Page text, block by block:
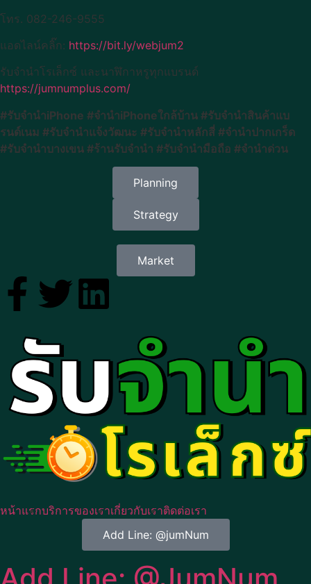
โทร. 082-246-9555
แอดไลน์คลิ๊ก: https://bit.ly/webjum2
รับจำนำโรเล็กซ์ และนาฬิกาหรูทุกแบรนด์
https://jumnumplus.com/
#รับจำนำiPhone #จำนำiPhoneใกล้บ้าน #รับจำนำสินค้าแบ
รนด์เนม #รับจำนำแจ้งวัฒนะ #รับจำนำหลักสี่ #จำนำปากเกร็ด
#รับจำนำบางเขน #ร้านรับจำนำ #รับจำนำมือถือ #จำนำด่วน
Planning
Strategy
Market
หน้าแรกบริการของเราเกี่ยวกับเราติดต่อเรา
Add Line: @jumNum